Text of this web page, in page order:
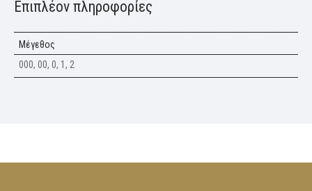
Επιπλέον πληροφορίες
Μέγεθος
000, 00, 0, 1, 2